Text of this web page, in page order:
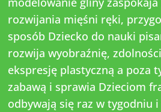
rozwijania mięśni ręki,
sposób Dziecko do nauki
rozwija wyobraźnię,
ekspresję plastyczną a poza
zabawą i sprawia Dzieciom
odbywają się raz w tygodniu